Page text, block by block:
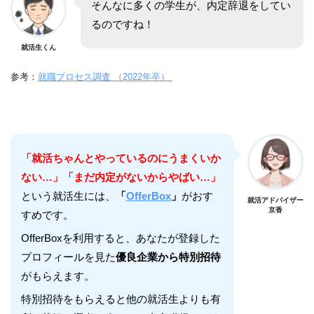
就活生くん
そんなに多くの学生が、内定辞退をしてい
るのですね！
参考： 就職プロセス調査 （2022年卒）
「就活ちゃんとやっているのにうまくいか
ない…」「まだ内定がないからやばい…」
という就活生には、
「OfferBox 」 がおす
すめです。
OfferBoxを利用すると、あなたが登録した
プロフィールを見た優良企業から特別招待
がもらえます。
特別招待をもらえると他の就活生よりも有
就活アドバイザー
京香